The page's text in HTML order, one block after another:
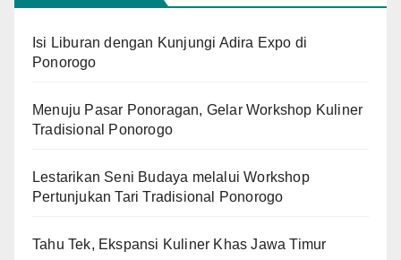
Isi Liburan dengan Kunjungi Adira Expo di
Ponorogo
Menuju Pasar Ponoragan, Gelar Workshop Kuliner
Tradisional Ponorogo
Lestarikan Seni Budaya melalui Workshop
Pertunjukan Tari Tradisional Ponorogo
Tahu Tek, Ekspansi Kuliner Khas Jawa Timur